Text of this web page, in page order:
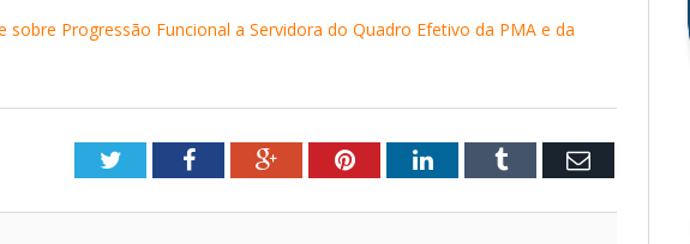
sobre Progressão Funcional a Servidora do Quadro Efetivo da PMA e da
TwitterFacebookGoogle+PinterestLinkedInTumblr Email